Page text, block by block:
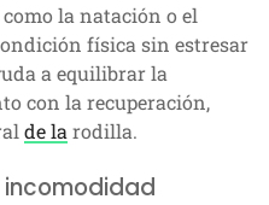
la natación o el
física sin estresar
a equilibrar la
con la recuperación,
de la rodilla.